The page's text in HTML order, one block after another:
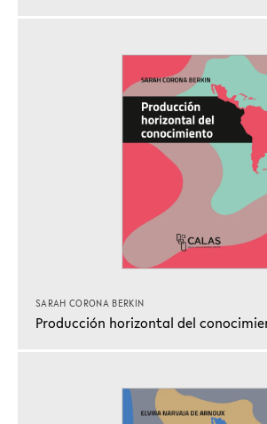
SARAH CORONA BERKIN
Producción horizontal del